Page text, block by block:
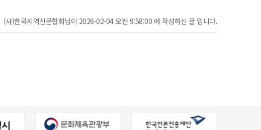
(사)한국지역신문협회님이 2026-02-04 오전 9:58:00 에 작성하신 글 입니다.